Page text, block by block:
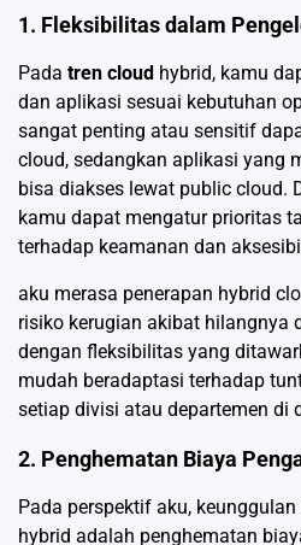
1. Fleksibilitas dalam
Pada tren cloud hybrid, kamu
dan aplikasi sesuai kebutuhan
sangat penting atau sensitif
cloud, sedangkan aplikasi yang
bisa diakses lewat public cloud.
kamu dapat mengatur prioritas
terhadap keamanan dan
aku merasa penerapan hybrid
risiko kerugian akibat hilangnya
dengan fleksibilitas yang
mudah beradaptasi terhadap
setiap divisi atau departemen di
2. Penghematan Biaya
Pada perspektif aku,
hybrid adalah penghematan